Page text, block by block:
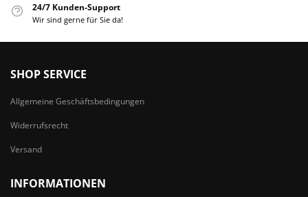
24/7 Kunden-Support
Wir sind gerne für Sie da!
SHOP SERVICE
Allgemeine Geschäftsbedingungen
Widerrufsrecht
Versand
INFORMATIONEN